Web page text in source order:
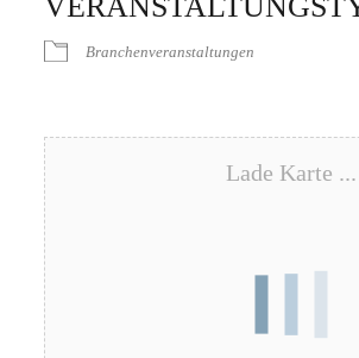
Branchenveranstaltungen
Lade Karte ...